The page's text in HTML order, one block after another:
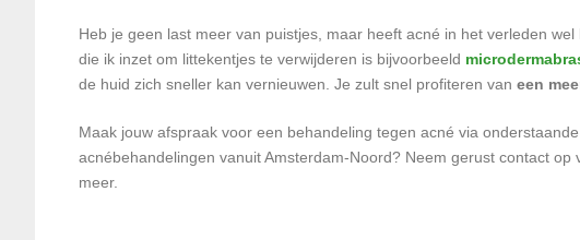
Heb je geen last meer van puistjes, maar heeft acné in het verleden
die ik inzet om littekentjes te verwijderen is bijvoorbeeld
de huid zich sneller kan vernieuwen. Je zult snel profiteren van een
Maak jouw afspraak voor een behandeling tegen acné via
acnébehandelingen vanuit Amsterdam-Noord? Neem gerust contact op
meer.